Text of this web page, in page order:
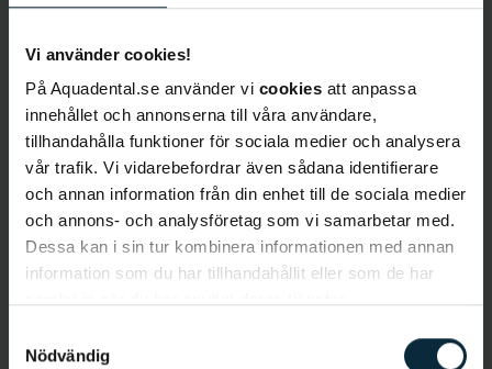
Vi använder cookies!
På Aquadental.se använder vi cookies att anpassa
innehållet och annonserna till våra användare,
tillhandahålla funktioner för sociala medier och analysera
vår trafik. Vi vidarebefordrar även sådana identifierare
och annan information från din enhet till de sociala medier
och annons- och analysföretag som vi samarbetar med.
Dessa kan i sin tur kombinera informationen med annan
information som du har tillhandahållit eller som de har
Nödvändig
Tandhygienist